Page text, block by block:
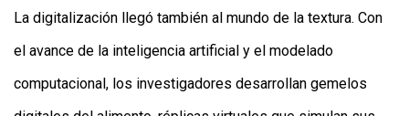
La digitalización llegó también al mundo de la textura. Con
el avance de la inteligencia artificial y el modelado
computacional, los investigadores desarrollan gemelos